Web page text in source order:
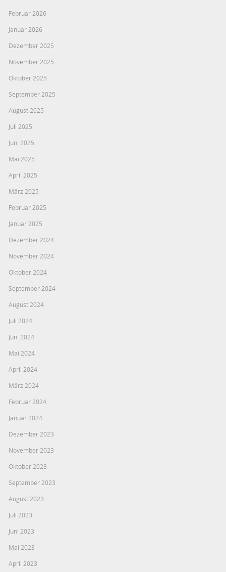
Februar 2026
Januar 2026
Dezember 2025
November 2025
Oktober 2025
September 2025
August 2025
Juli 2025
Juni 2025
Mai 2025
April 2025
März 2025
Februar 2025
Januar 2025
Dezember 2024
November 2024
Oktober 2024
September 2024
August 2024
Juli 2024
Juni 2024
Mai 2024
April 2024
März 2024
Februar 2024
Januar 2024
Dezember 2023
November 2023
Oktober 2023
September 2023
August 2023
Juli 2023
Juni 2023
Mai 2023
April 2023